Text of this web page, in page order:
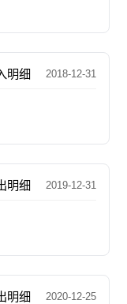
明细 2018-12-31
明细 2019-12-31
明细 2020-12-25